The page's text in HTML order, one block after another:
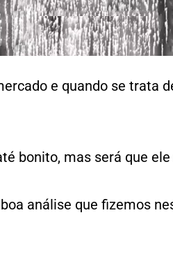
e quando se trata
bonito, mas será que
análise que fizemos